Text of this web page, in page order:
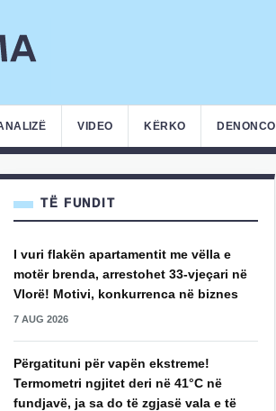
VIDEO KËRKO DENONCO
TË FUNDIT
I vuri flakën apartamentit me vëlla e
motër brenda, arrestohet 33-vjeçari në
Vlorë! Motivi, konkurrenca në biznes
7 AUG 2026
Përgatituni për vapën ekstreme!
Termometri ngjitet deri në 41°C në
fundjavë, ja sa do të zgjasë vala e të